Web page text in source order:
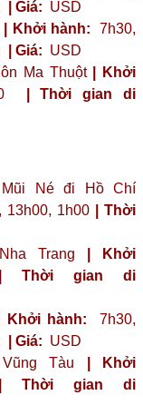
| Giá: USD
| Khởi hành: 7h30,
| Giá: USD
Ma Thuột
| Khởi
| Thời gian di
Né đi Hồ Chí
13h00, 1h00
| Thời
Trang
| Khởi
gian di
| Khởi hành: 7h30,
| Giá: USD
Tàu
| Khởi
gian di